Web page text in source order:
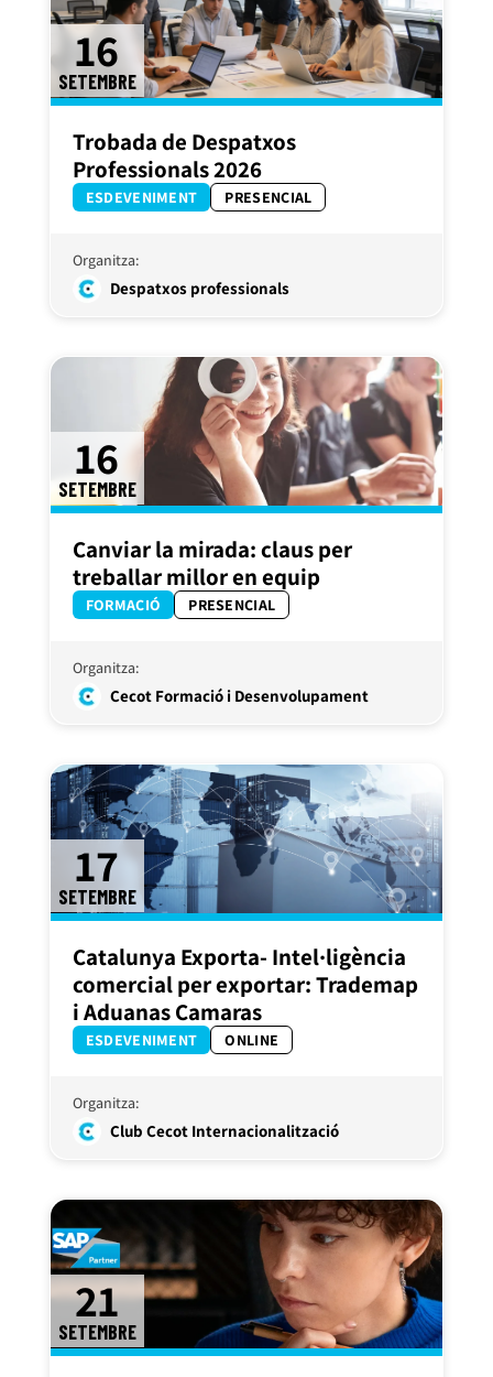
16
SETEMBRE
Trobada de Despatxos
Professionals 2026
ESDEVENIMENT PRESENCIAL
Organitza:
Despatxos professionals
16
SETEMBRE
Canviar la mirada: claus per
treballar millor en equip
FORMACIÓ PRESENCIAL
Organitza:
Cecot Formació i Desenvolupament
17
SETEMBRE
Catalunya Exporta- Intel·ligència
comercial per exportar: Trademap
i Aduanas Camaras
ESDEVENIMENT ONLINE
Organitza:
Club Cecot Internacionalització
21
SETEMBRE